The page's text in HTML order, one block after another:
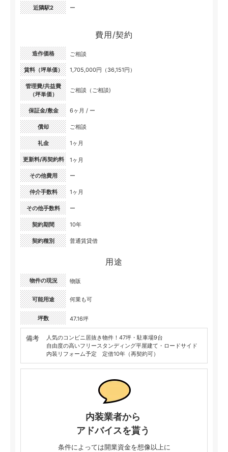
近隣駅2
ー
費用/契約
造作価格 ご相談
賃料（坪単価） 1,705,000円（36,151円）
管理費/共益費
（坪単価）
ご相談（ご相談)
保証金/敷金 6ヶ月 / ー
償却 ご相談
礼金 1ヶ月
更新料/再契約料 1ヶ月
その他費用 ー
仲介手数料 1ヶ月
その他手数料 ー
契約期間 10年
契約種別 普通賃貸借
用途
物件の現況 物販
可能用途 何業も可
坪数 47.16坪
備考
人気のコンビニ居抜き物件！47坪・駐車場9台
自由度の高いフリースタンディング平屋建て・ロードサイド
内装リフォーム予定 定借10年（再契約可）
内装業者から
アドバイスを貰う
条件によっては開業資金を想像以上に